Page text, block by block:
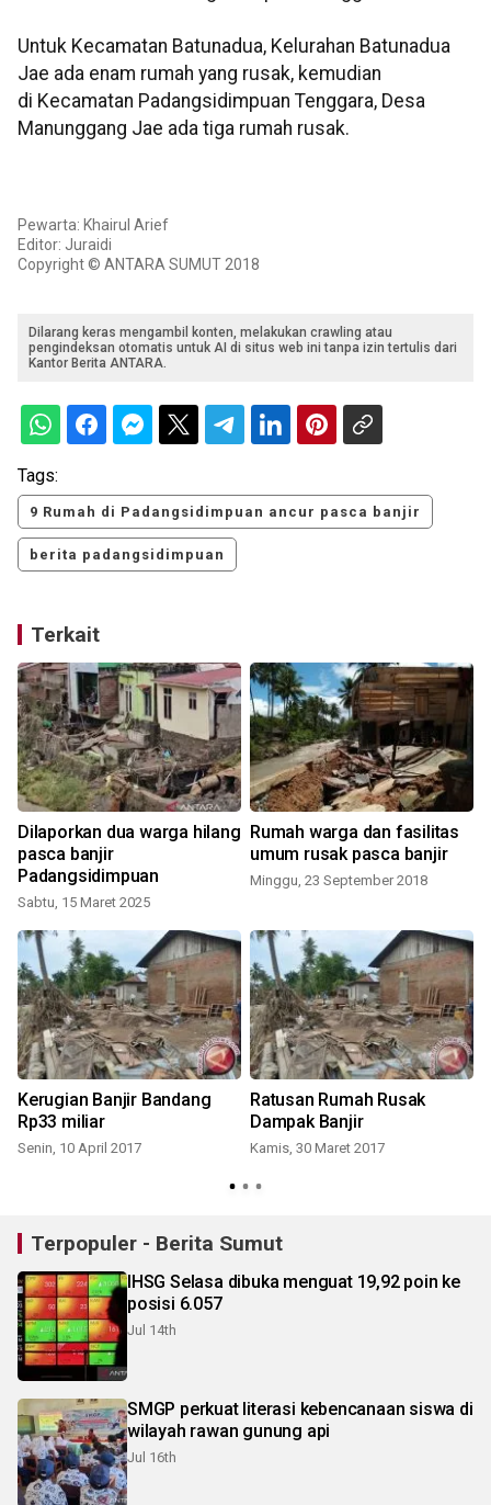
Untuk Kecamatan Batunadua, Kelurahan Batunadua
Jae ada enam rumah yang rusak, kemudian
di Kecamatan Padangsidimpuan Tenggara, Desa
Manunggang Jae ada tiga rumah rusak.
Pewarta: Khairul Arief
Editor: Juraidi
Copyright © ANTARA SUMUT 2018
Dilarang keras mengambil konten, melakukan crawling atau
pengindeksan otomatis untuk AI di situs web ini tanpa izin tertulis dari
Kantor Berita ANTARA.
Tags:
9 Rumah di Padangsidimpuan ancur pasca banjir
berita padangsidimpuan
Terkait
Dilaporkan dua warga hilang
pasca banjir
Padangsidimpuan
Sabtu, 15 Maret 2025
Rumah warga dan fasilitas
umum rusak pasca banjir
Minggu, 23 September 2018
Kerugian Banjir Bandang
Rp33 miliar
Senin, 10 April 2017
Ratusan Rumah Rusak
Dampak Banjir
Kamis, 30 Maret 2017
Terpopuler - Berita Sumut
IHSG Selasa dibuka menguat 19,92 poin ke
posisi 6.057
Jul 14th
SMGP perkuat literasi kebencanaan siswa di
wilayah rawan gunung api
Jul 16th